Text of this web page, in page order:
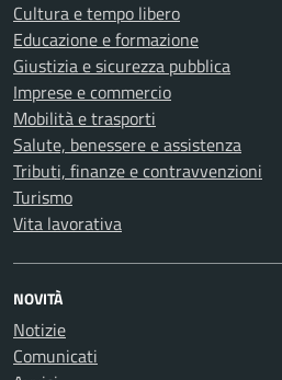
Cultura e tempo libero
Educazione e formazione
Giustizia e sicurezza pubblica
Imprese e commercio
Mobilità e trasporti
Salute, benessere e assistenza
Tributi, finanze e contravvenzioni
Turismo
Vita lavorativa
NOVITÀ
Notizie
Comunicati